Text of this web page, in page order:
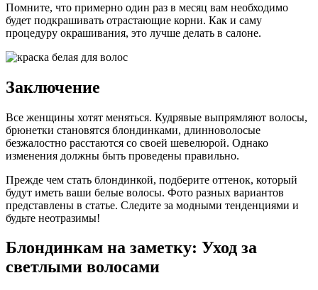
Помните, что примерно один раз в месяц вам необходимо
будет подкрашивать отрастающие корни. Как и саму
процедуру окрашивания, это лучше делать в салоне.
Заключение
Все женщины хотят меняться. Кудрявые выпрямляют волосы,
брюнетки становятся блондинками, длинноволосые
безжалостно расстаются со своей шевелюрой. Однако
изменения должны быть проведены правильно.
Прежде чем стать блондинкой, подберите оттенок, который
будут иметь ваши белые волосы. Фото разных вариантов
представлены в статье. Следите за модными тенденциями и
будьте неотразимы!
Блондинкам на заметку: Уход за
светлыми волосами